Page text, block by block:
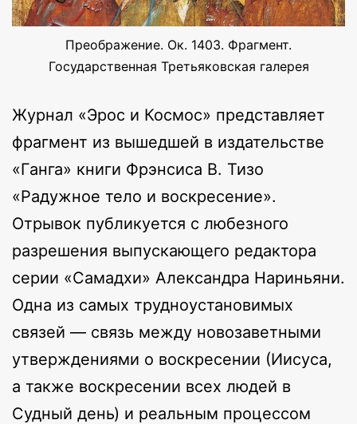
Преображение. Ок. 1403. Фрагмент.
Государственная Третьяковская галерея
Журнал «Эрос и Космос» представляет
фрагмент из вышедшей в издательстве
«Ганга» книги Фрэнсиса В. Тизо
«Радужное тело и воскресение».
Отрывок публикуется с любезного
разрешения выпускающего редактора
серии «Самадхи» Александра Нариньяни.
Одна из самых трудноустановимых
связей — связь между новозаветными
утверждениями о воскресении (Иисуса,
а также воскресении всех людей в
Судный день) и реальным процессом